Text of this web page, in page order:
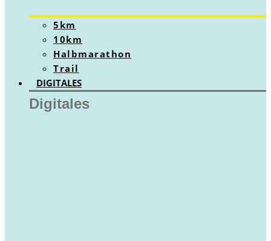
5km
10km
Halbmarathon
Trail
DIGITALES
Digitales